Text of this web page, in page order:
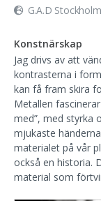
G.A.D Stockholm
Konstnärskap
Jag drivs av att
kontrasterna i
kan få fram skira
Metallen
med”, med styrka
mjukaste
materialet på vår
också en historia.
material som